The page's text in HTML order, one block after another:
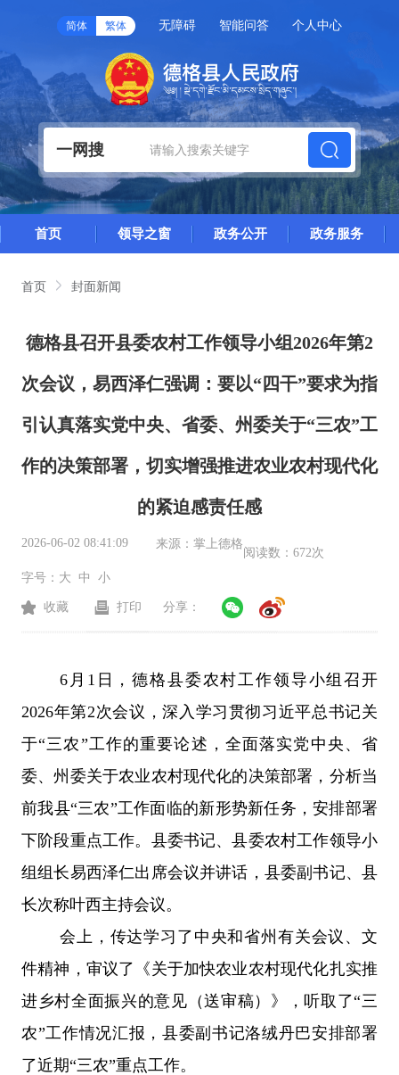
简体 繁体 无障碍 智能问答 个人中心
一网搜
首页 领导之窗 政务公开 政务服务
首页 封面新闻
德格县召开县委农村工作领导小组2026年第2
次会议，易西泽仁强调：要以“四干”要求为指
引认真落实党中央、省委、州委关于“三农”工
作的决策部署，切实增强推进农业农村现代化
的紧迫感责任感
2026-06-02 08:41:09 来源： 掌上德格
阅读数： 672次
字号： 大 中 小
收藏 打印 分享：
6 月 1 日，德格县委农村工作领导小组召开
2026年第2次会议，深入学习贯彻习近平总书记关
于“三农”工作的重要论述，全面落实党中央、省
委、州委关于农业农村现代化的决策部署，分析当
前我县“三农”工作面临的新形势新任务，安排部署
下阶段重点工作。县委书记、县委农村工作领导小
组组长易西泽仁出席会议并讲话，县委副书记、县
长次称叶西主持会议。
会上，传达学习了中央和省州有关会议、文
件精神，审议了《关于加快农业农村现代化扎实推
进乡村全面振兴的意见（送审稿）》，听取了“三
农”工作情况汇报，县委副书记洛绒丹巴安排部署
了近期“三农”重点工作。